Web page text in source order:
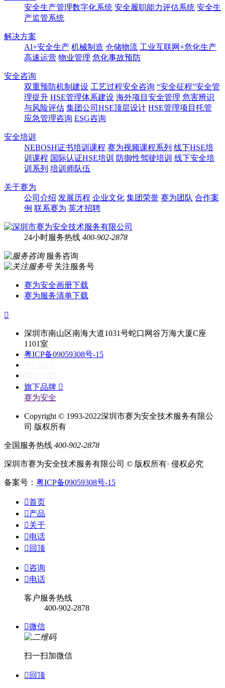
安全生产管理数字化系统 安全履职能力评估系统 安全生
产监管系统
解决方案
AI+安全生产 机械制造 仓储物流 工业互联网+危化生产
高速运营 物业管理 危化事故预防
安全咨询
双重预防机制建设 工艺过程安全咨询 “安全征程”安全管
理提升 HSE管理体系建设 海外项目安全管理 危害辨识
与风险评估 集团公司HSE顶层设计 HSE管理项目托管
应急管理咨询 ESG咨询
安全培训
NEBOSH证书培训课程 赛为视频课程系列 线下HSE培
训课程 国际认证HSE培训 防御性驾驶培训 线下安全培
训系列 培训师队伍
关于赛为
公司介绍 发展历程 企业文化 集团荣誉 赛为团队 合作案
例 联系赛为 英才招聘
24小时服务热线 400-902-2878
服务咨询
关注服务号
赛为安全画册下载
赛为服务清单下载

深圳市南山区南海大道1031号蛇口网谷万海大厦C座
1101室
粤ICP备09059308号-15
旗下品牌 
赛为安全
Copyright © 1993-2022深圳市赛为安全技术服务有限公
司 版权所有
全国服务热线 400-902-2878
深圳市赛为安全技术服务有限公司 © 版权所有· 侵权必究
备案号： 粤ICP备09059308号-15
首页
产品
关于
电话
 回顶
咨询
电话
客户服务热线
400-902-2878
微信
扫一扫加微信
 回顶